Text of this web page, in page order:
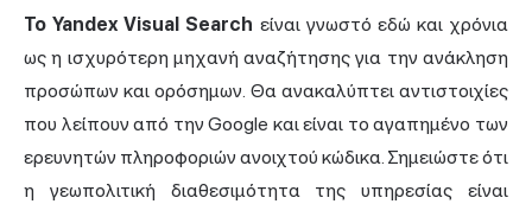
Το Yandex Visual Search είναι γνωστό εδώ και χρόνια
ως η ισχυρότερη μηχανή αναζήτησης για την ανάκληση
προσώπων και ορόσημων. Θα ανακαλύπτει αντιστοιχίες
που λείπουν από την Google και είναι το αγαπημένο των
ερευνητών πληροφοριών ανοιχτού κώδικα. Σημειώστε ότι
η γεωπολιτική διαθεσιμότητα της υπηρεσίας είναι